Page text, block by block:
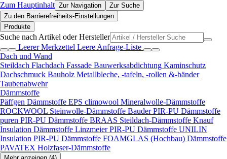
Zum Hauptinhalt Zur Navigation
Zur Suche
Zu den Barrierefreiheits-Einstellungen
Produkte
Suche nach Artikel oder Hersteller
Leerer Merkzettel Leere Anfrage-Liste
Dach und Wand
Steildach Flachdach Fassade Bauwerksabdichtung Kaminschutz
Dachschmuck Bauholz Metallbleche, -tafeln, -rollen &-bänder
Taubenabwehr
Dämmstoffe
Päffgen Dämmstoffe EPS climowool Mineralwolle-Dämmstoffe
ROCKWOOL Steinwolle-Dämmstoffe Bauder PIR-PU Dämmstoffe
puren PIR-PU Dämmstoffe BRAAS Steildach-Dämmstoffe Knauf
Insulation Dämmstoffe Linzmeier PIR-PU Dämmstoffe UNILIN
Insulation PIR-PU Dämmstoffe FOAMGLAS (Hochbau) Dämmstoffe
PAVATEX Holzfaser-Dämmstoffe